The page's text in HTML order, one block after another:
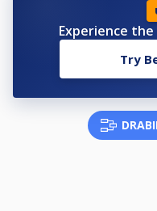
Experience
Try